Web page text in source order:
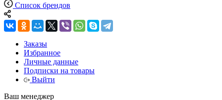
Список брендов
Заказы
Избранное
Личные данные
Подписки на товары
Выйти
Ваш менеджер